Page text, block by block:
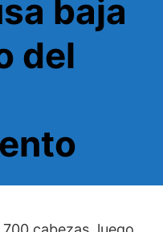
baja
del